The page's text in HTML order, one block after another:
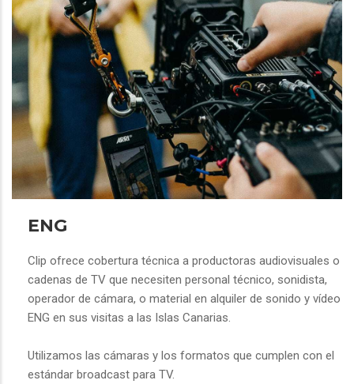
ENG
Clip ofrece cobertura técnica a productoras audiovisuales o
cadenas de TV que necesiten personal técnico, sonidista,
operador de cámara, o material en alquiler de sonido y vídeo
ENG en sus visitas a las Islas Canarias.
Utilizamos las cámaras y los formatos que cumplen con el
estándar broadcast para TV.